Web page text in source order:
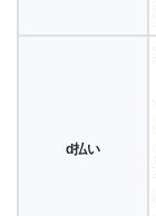
d払い